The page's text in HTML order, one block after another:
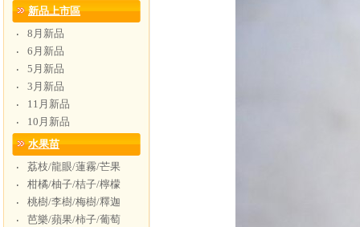
新品上市區
‧
8月新品
‧
6月新品
‧
5月新品
‧
3月新品
‧
11月新品
‧
10月新品
水果苗
‧
荔枝/龍眼/蓮霧/芒果
‧
柑橘/柚子/桔子/檸檬
‧
桃樹/李樹/梅樹/釋迦
‧
芭樂/蘋果/柿子/葡萄